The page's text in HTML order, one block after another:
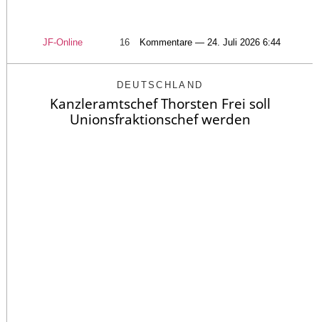
JF-Online 16 Kommentare — 24. Juli 2026 6:44
DEUTSCHLAND
Kanzleramtschef Thorsten Frei soll
Unionsfraktionschef werden